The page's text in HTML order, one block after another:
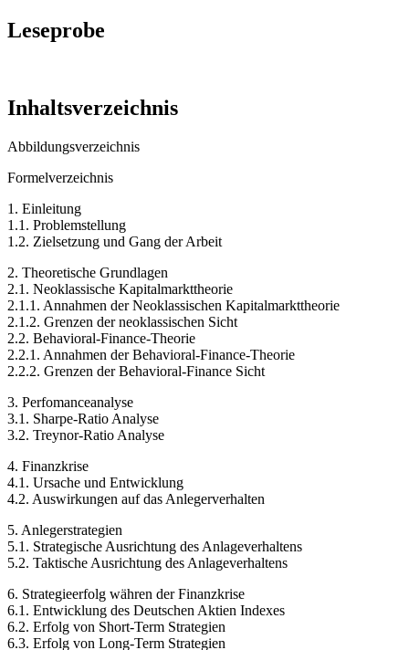
Leseprobe
Inhaltsverzeichnis
Abbildungsverzeichnis
Formelverzeichnis
1. Einleitung
1.1. Problemstellung
1.2. Zielsetzung und Gang der Arbeit
2. Theoretische Grundlagen
2.1. Neoklassische Kapitalmarkttheorie
2.1.1. Annahmen der Neoklassischen Kapitalmarkttheorie
2.1.2. Grenzen der neoklassischen Sicht
2.2. Behavioral-Finance-Theorie
2.2.1. Annahmen der Behavioral-Finance-Theorie
2.2.2. Grenzen der Behavioral-Finance Sicht
3. Perfomanceanalyse
3.1. Sharpe-Ratio Analyse
3.2. Treynor-Ratio Analyse
4. Finanzkrise
4.1. Ursache und Entwicklung
4.2. Auswirkungen auf das Anlegerverhalten
5. Anlegerstrategien
5.1. Strategische Ausrichtung des Anlageverhaltens
5.2. Taktische Ausrichtung des Anlageverhaltens
6. Strategieerfolg währen der Finanzkrise
6.1. Entwicklung des Deutschen Aktien Indexes
6.2. Erfolg von Short-Term Strategien
6.3. Erfolg von Long-Term Strategien